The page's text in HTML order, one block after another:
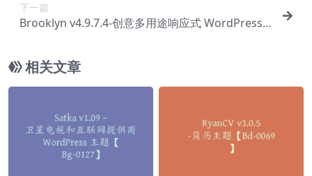
下一篇
Brooklyn v4.9.7.4-创意多用途响应式 WordPress
相关文章